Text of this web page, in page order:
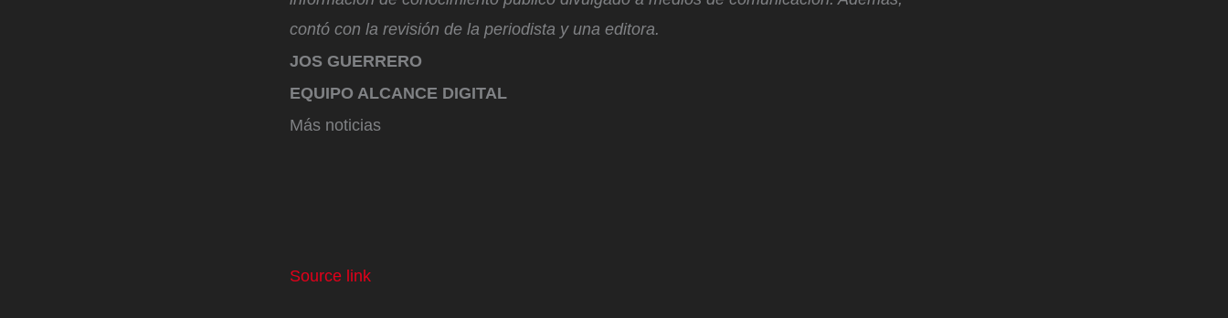
contó con la revisión de la periodista y una editora.
JOS GUERRERO
EQUIPO ALCANCE DIGITAL
Más noticias
Source link